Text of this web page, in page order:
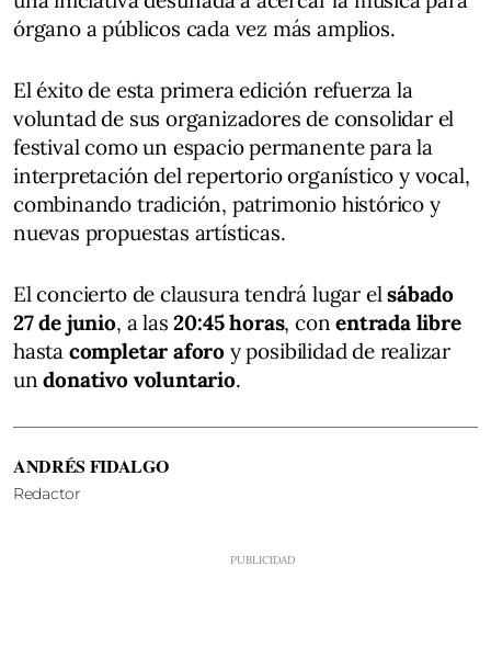
órgano a públicos cada vez más amplios.
El éxito de esta primera edición refuerza la
voluntad de sus organizadores de consolidar el
festival como un espacio permanente para la
interpretación del repertorio organístico y vocal,
combinando tradición, patrimonio histórico y
nuevas propuestas artísticas.
El concierto de clausura tendrá lugar elsábado
27 de junio, a las20:45 horas, conentrada libre
hasta completar aforo y posibilidad de realizar
undonativo voluntario.
ANDRÉS FIDALGO
Redactor